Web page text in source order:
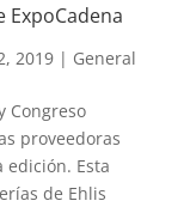
ExpoCadena
2019| General
Congreso
proveedoras
edición. Esta
de Ehlis